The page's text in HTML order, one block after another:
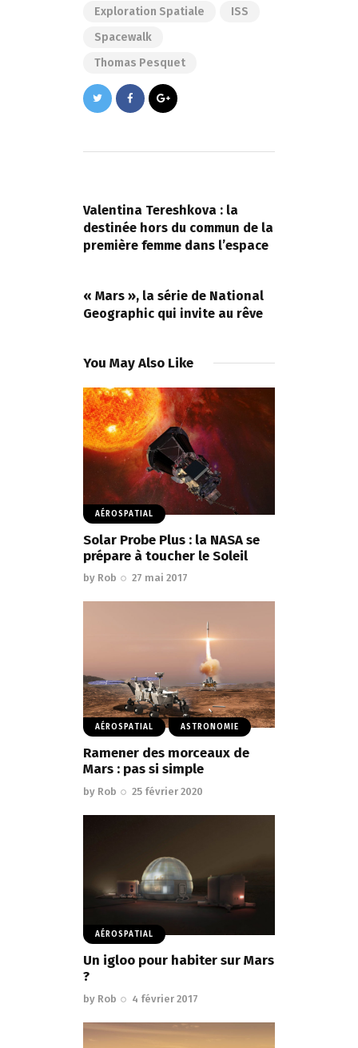
Exploration Spatiale
ISS
Spacewalk
Thomas Pesquet
l’article
Valentina Tereshkova : la
destinée hors du commun de la
première femme dans l’espace
« Mars », la série de National
Geographic qui invite au rêve
You May Also Like
AÉROSPATIAL
Solar Probe Plus : la NASA se
prépare à toucher le Soleil
by Rob 27 mai 2017
AÉROSPATIAL ASTRONOMIE
Ramener des morceaux de
Mars : pas si simple
by Rob 25 février 2020
AÉROSPATIAL
Un igloo pour habiter sur Mars
?
by Rob 4 février 2017